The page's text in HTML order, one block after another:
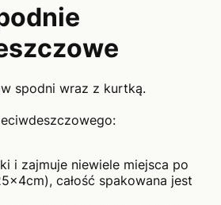
spodni wraz z kurtką.
i zajmuje niewiele miejsca po
całość spakowana jest